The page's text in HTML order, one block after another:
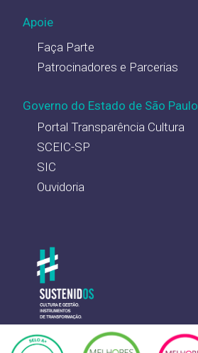
Apoie
Faça Parte
Patrocinadores e Parcerias
Governo do Estado de São Paulo
Portal Transparência Cultura
SCEIC-SP
SIC
Ouvidoria